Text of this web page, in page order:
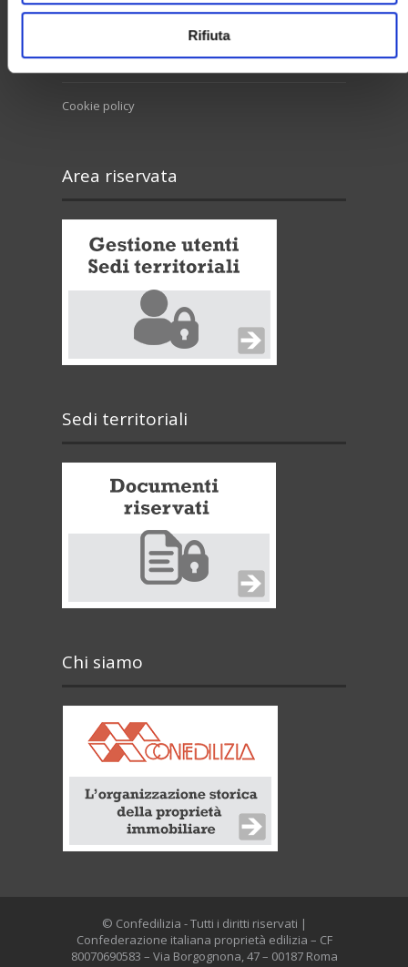
Rifiuta
Cookie policy
Area riservata
Sedi territoriali
Chi siamo
© Confedilizia - Tutti i diritti riservati |
Confederazione italiana proprietà edilizia – CF
80070690583 – Via Borgognona, 47 – 00187 Roma